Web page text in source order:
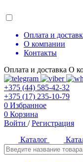
Оплата и
О компании
Контакты
Оплата и доставка О
+375 (44) 585-42-32
+375 (17) 235-10-79
0 Избранное
0 Корзина
Войти / Регистрация
Каталог